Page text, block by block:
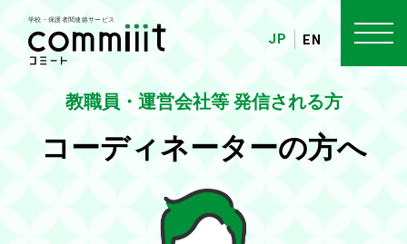
JP EN
教職員・運営会社等 発信される方
コーディネーターの方へ